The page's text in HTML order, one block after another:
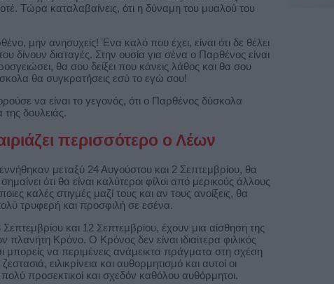
Τώρα καταλαβαίνεις, ότι η δύναμη του μυαλού του
μην ανησυχείς! Ένα καλό που έχει, είναι ότι δε θέλει
δίνουν διαταγές. Στην ουσία για σένα ο Παρθένος είναι
θα σου δείξει που κάνεις λάθος και θα σου
θα συγκρατήσεις εσύ το εγώ σου!
να είναι το γεγονός, ότι ο Παρθένος δύσκολα
δουλειάς.
περισσότερο ο Λέων
μεταξύ 24 Αυγούστου και 2 Σεπτεμβρίου, θα
ότι θα είναι καλύτεροι φίλοι από μερικούς άλλους
καλές στιγμές μαζί τους και αν τους ανοίξεις, θα
τρυφερή και προσφιλή σε εσένα.
και 12 Σεπτεμβρίου, έχουν μια αίσθηση της
πλανήτη Κρόνο. Ο Κρόνος δεν είναι ιδιαίτερα φιλικός
μπορείς να περιμένεις ανάμεικτα πράγματα στη σχέση
ειλικρίνεια και αυθορμητισμό και αυτοί οι
πολύ προσεκτικοί και σχεδόν καθόλου αυθόρμητοι.